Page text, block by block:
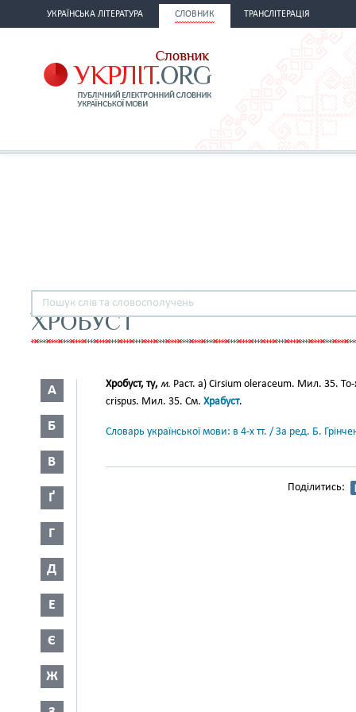
УКРАЇНСЬКА ЛІТЕРАТУРА СЛОВНИК ТРАНСЛІТЕРАЦІЯ
ХРОБУСТ
А
Б
В
Ґ
Г
Д
Е
Є
Ж
Хробуст, ту, м. Раст. а) Cirsium oleraceum. Мил. 35.
crispus. Мил. 35. См. Храбуст.
Словарь української мови: в 4-х тт. / За ред. Б.
Поділитись: